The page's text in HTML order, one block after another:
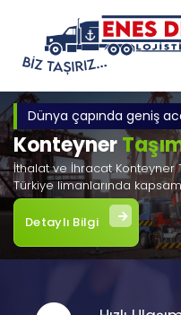
Dünya çapında geniş
Konteyner
İthalat ve İhracat Konteyner
Türkiye limanlarında
Detaylı Bilgi